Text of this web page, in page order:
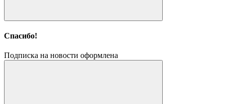
Спасибо!
Подписка на новости оформлена